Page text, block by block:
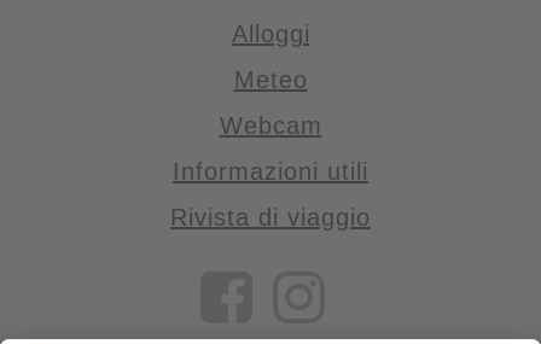
Alloggi
Meteo
Webcam
Informazioni utili
Rivista di viaggio